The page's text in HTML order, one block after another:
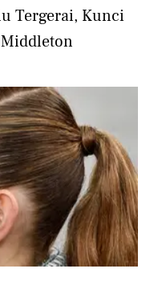
Tergerai, Kunci